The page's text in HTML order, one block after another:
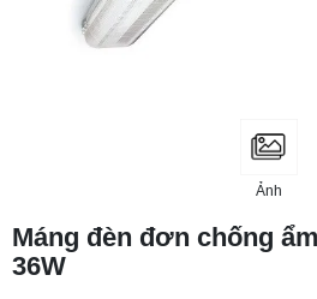
Ảnh
Máng đèn đơn chống
36W